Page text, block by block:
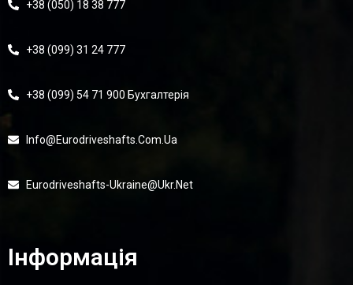
+38 (050) 18 38 777
+38 (099) 31 24 777
+38 (099) 54 71 900 Бухгалтерія
Info@eurodriveshafts.com.ua
Eurodriveshafts-Ukraine@ukr.net
Інформація